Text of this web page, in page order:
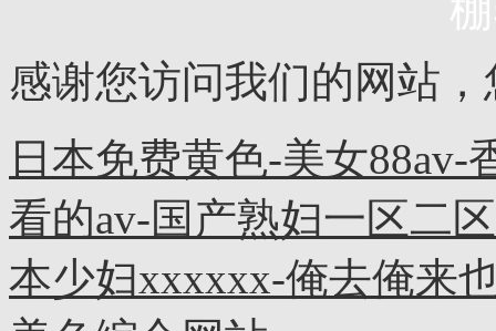
感谢您访问我们的网站
日本免费黄色-美女
看的av-国产熟妇一区二
本少妇xxxxxx-俺去俺来